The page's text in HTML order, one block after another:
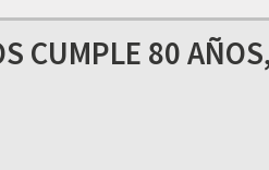
CUMPLE 80